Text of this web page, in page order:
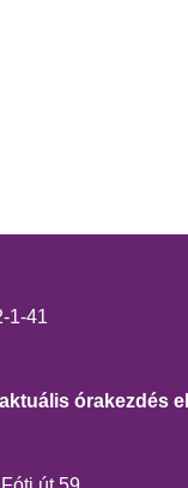
1-41
órakezdés